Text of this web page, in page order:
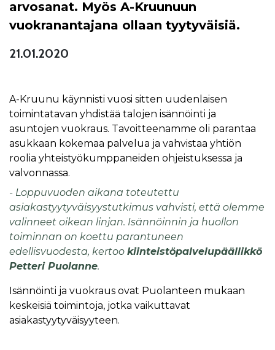
arvosanat. Myös A-Kruunuun
vuokranantajana ollaan tyytyväisiä.
21.01.2020
A-Kruunu käynnisti vuosi sitten uudenlaisen
toimintatavan yhdistää talojen isännöinti ja
asuntojen vuokraus. Tavoitteenamme oli parantaa
asukkaan kokemaa palvelua ja vahvistaa yhtiön
roolia yhteistyökumppaneiden ohjeistuksessa ja
valvonnassa.
- Loppuvuoden aikana toteutettu
asiakastyytyväisyystutkimus vahvisti, että olemme
valinneet oikean linjan. Isännöinnin ja huollon
toiminnan on koettu parantuneen
edellisvuodesta, kertoo kiinteistöpalvelupäällikkö
Petteri Puolanne.
Isännöinti ja vuokraus ovat Puolanteen mukaan
keskeisiä toimintoja, jotka vaikuttavat
asiakastyytyväisyyteen.